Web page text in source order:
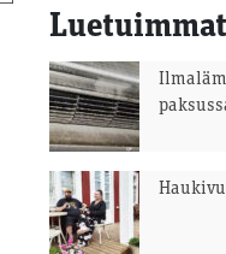
Luetuimmat